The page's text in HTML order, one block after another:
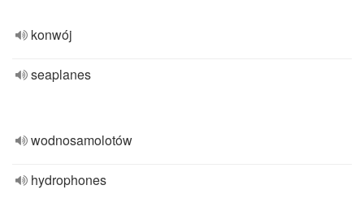
konwój
seaplanes
wodnosamolotów
hydrophones